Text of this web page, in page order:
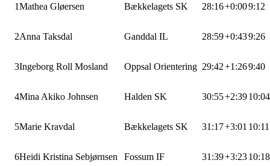
1Mathea Gløersen Bækkelagets SK 28:16+0:009:12
2Anna Taksdal Ganddal IL 28:59+0:439:26
3Ingeborg Roll Mosland Oppsal Orientering 29:42+1:269:40
4Mina Akiko Johnsen Halden SK 30:55+2:39
5Marie Kravdal Bækkelagets SK 31:17+3:01
6Heidi Kristina Sebjørnsen Fossum IF 31:39+3:23